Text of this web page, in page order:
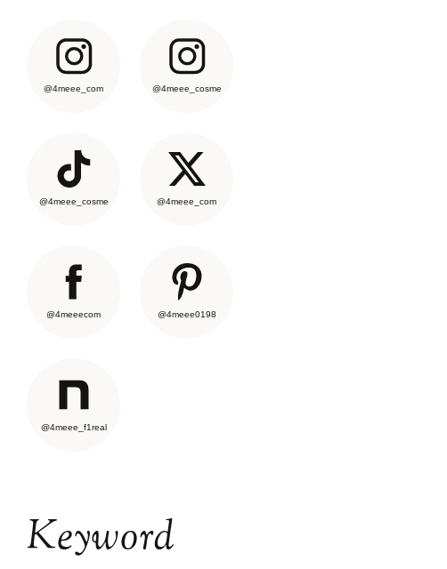
@4meee_com @4meee_cosme
@4meee_cosme @4meee_com
@4meeecom @4meee0198
@4meee_f1real
Keyword